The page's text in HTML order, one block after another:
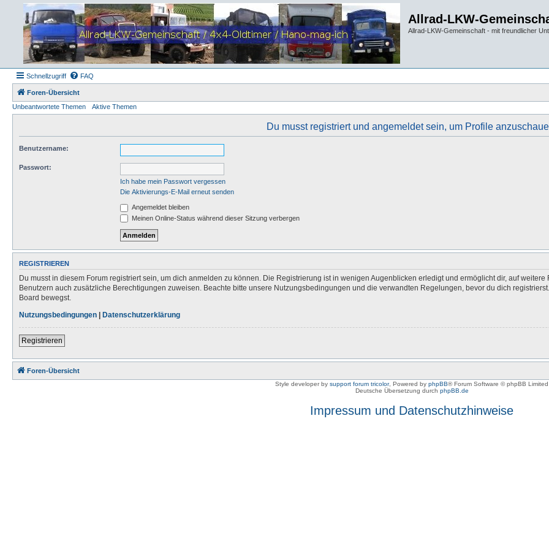
Allrad-LKW-
Allrad-LKW-Gemeinschaft - mit freundlicher
Schnellzugriff FAQ
Foren-Übersicht
Unbeantwortete Themen
Aktive Themen
Du musst registriert und angemeldet sein, um Profile
Benutzername:
Passwort:
Ich habe mein Passwort vergessen
Die Aktivierungs-E-Mail erneut senden
Angemeldet bleiben
Meinen Online-Status während dieser Sitzung verbergen
REGISTRIEREN
Du musst in diesem Forum registriert sein, um dich anmelden zu können. Die Registrierung ist in wenigen Augenblicken erledigt und ermöglicht dir, auf
Benutzern auch zusätzliche Berechtigungen zuweisen. Beachte bitte unsere Nutzungsbedingungen und die verwandten Regelungen, bevor du dich
Board bewegst.
Nutzungsbedingungen | Datenschutzerklärung
Registrieren
Foren-Übersicht
Style developer by support forum tricolor, Powered by phpBB® Forum Software © phpBB Limited
Deutsche Übersetzung durch phpBB.de
Impressum und Datenschutzhinweise